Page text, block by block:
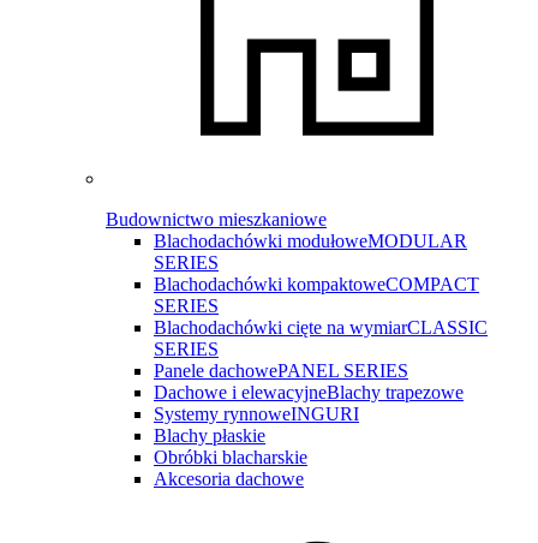
Budownictwo mieszkaniowe
Blachodachówki modułoweMODULAR
SERIES
Blachodachówki kompaktoweCOMPACT
SERIES
Blachodachówki cięte na wymiarCLASSIC
SERIES
Panele dachowePANEL SERIES
Dachowe i elewacyjneBlachy trapezowe
Systemy rynnoweINGURI
Blachy płaskie
Obróbki blacharskie
Akcesoria dachowe